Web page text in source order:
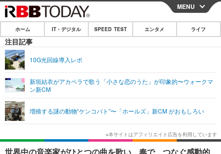
CLOSE
ホーム
IT・デジタル
ネタ
ショッピング その他
エンタメTOP 映画・ドラマ
韓国・芸能
ライフ
ライフTOP グルメ
リリース一覧
MENU
ホーム IT・デジタル SPEED TEST エンタメ ライフ
注目記事
10G光回線導入レポ
新垣結衣がアカペラで歌う「小さな恋のうた」が印象的〜ウォークマ
ン新CM
増殖する謎の動物“ケンコバト”〜「ホールズ」新CM がおもしろい